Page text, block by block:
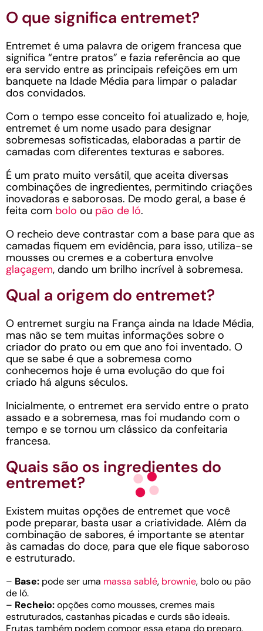
O que significa entremet?
Entremet é uma palavra de origem francesa que
significa “entre pratos” e fazia referência ao que
era servido entre as principais refeições em um
banquete na Idade Média para limpar o paladar
dos convidados.
Com o tempo esse conceito foi atualizado e, hoje,
entremet é um nome usado para designar
sobremesas sofisticadas, elaboradas a partir de
camadas com diferentes texturas e sabores.
É um prato muito versátil, que aceita diversas
combinações de ingredientes, permitindo criações
inovadoras e saborosas. De modo geral, a base é
feita com bolo ou pão de ló.
O recheio deve contrastar com a base para que as
camadas fiquem em evidência, para isso, utiliza-se
mousses ou cremes e a cobertura envolve
glaçagem, dando um brilho incrível à sobremesa.
Qual a origem do entremet?
O entremet surgiu na França ainda na Idade Média,
mas não se tem muitas informações sobre o
criador do prato ou em que ano foi inventado. O
que se sabe é que a sobremesa como
conhecemos hoje é uma evolução do que foi
criado há alguns séculos.
Inicialmente, o entremet era servido entre o prato
assado e a sobremesa, mas foi mudando com o
tempo e se tornou um clássico da confeitaria
francesa.
Quais são os ingredientes do
entremet?
Existem muitas opções de entremet que você
pode preparar, basta usar a criatividade. Além da
combinação de sabores, é importante se atentar
às camadas do doce, para que ele fique saboroso
e estruturado.
– Base: pode ser uma massa sablé, brownie, bolo ou pão
de ló.
– Recheio:opções como mousses, cremes mais
estruturados, castanhas picadas e curds são ideais.
Frutas também podem compor essa etapa do preparo.